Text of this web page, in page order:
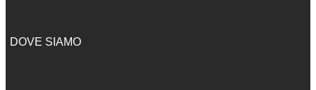
DOVE SIAMO